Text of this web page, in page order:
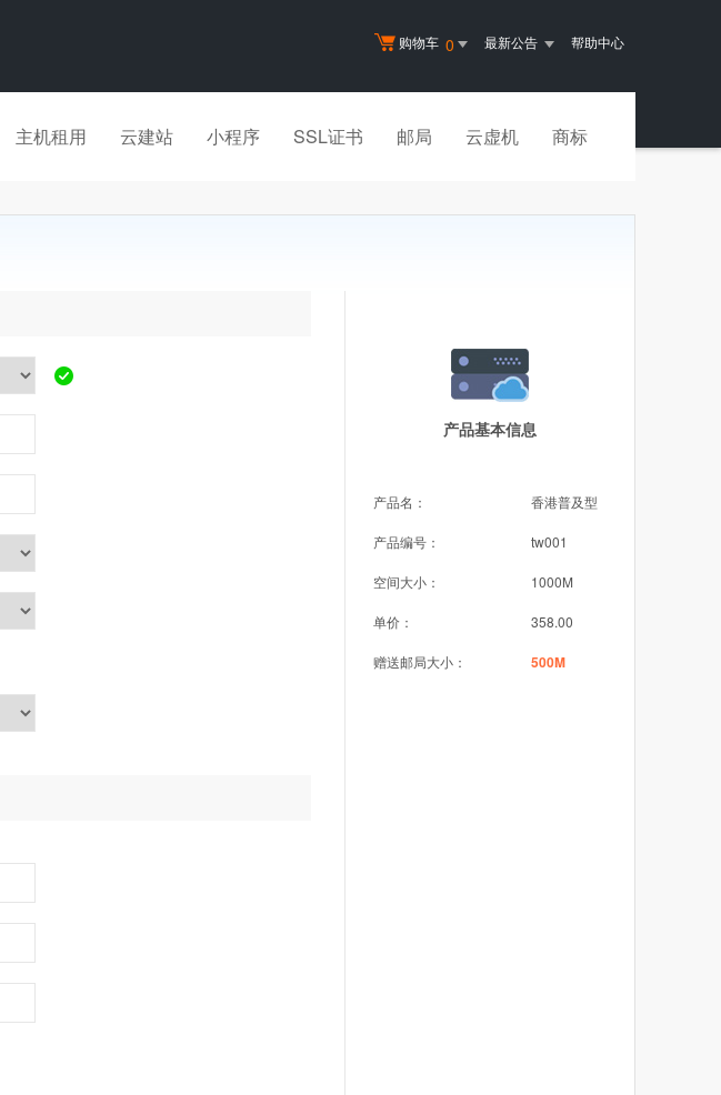
购物车 0 最新公告 帮助中心
主机租用 云建站 小程序 SSL证书 邮局 云虚机 商标
产品基本信息
产品名： 香港普及型
产品编号： tw001
空间大小： 1000M
单价： 358.00
赠送邮局大小： 500M